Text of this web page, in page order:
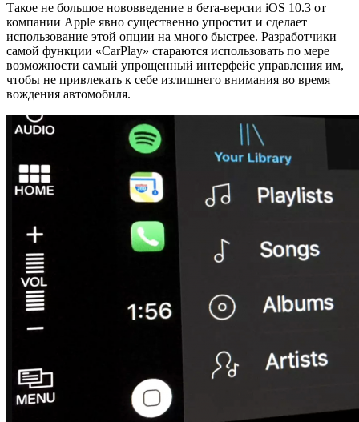
Такое не большое нововведение в бета-версии iOS 10.3 от
компании Apple явно существенно упростит и сделает
использование этой опции на много быстрее. Разработчики
самой функции «CarPlay» стараются использовать по мере
возможности самый упрощенный интерфейс управления им,
чтобы не привлекать к себе излишнего внимания во время
вождения автомобиля.